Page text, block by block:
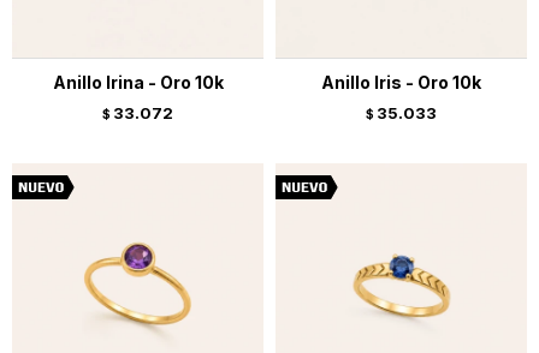
Anillo Irina - Oro 10k
$ 33.072
Anillo Iris - Oro 10k
$ 35.033